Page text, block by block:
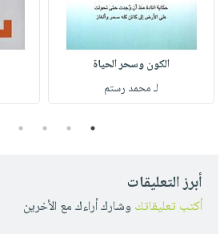
الكون وسحر الحياة
لـ محمد رستم
1
2
3
4
أبرز التعليقات
أكتب تعليقاتك وشارك أراءك مع الأخرين